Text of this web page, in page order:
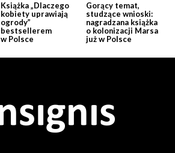
Książka „Dlaczego
kobiety uprawiają
ogrody”
bestsellerem
w Polsce
Gorący temat,
studzące wnioski:
nagradzana książka
o kolonizacji Marsa
już w Polsce